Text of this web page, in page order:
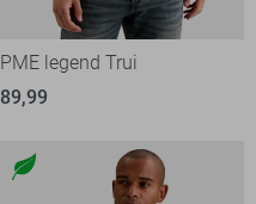
PME legend Trui
89,99